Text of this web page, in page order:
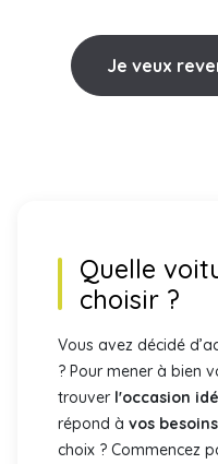
Je veux
Quelle
choisir ?
Vous avez décidé
? Pour mener à bien
trouver l'occasion
répond à vos besoins
choix ? Commencez